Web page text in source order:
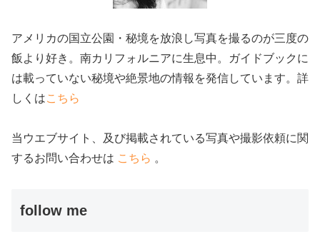
アメリカの国立公園・秘境を放浪し写真を撮るのが三度の
飯より好き。南カリフォルニアに生息中。ガイドブックに
は載っていない秘境や絶景地の情報を発信しています。詳
しくはこちら
当ウエブサイト、及び掲載されている写真や撮影依頼に関
するお問い合わせは こちら 。
follow me